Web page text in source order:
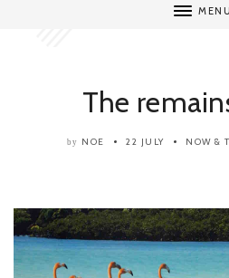
MENU
The
by NOE 22 JULY NOW &